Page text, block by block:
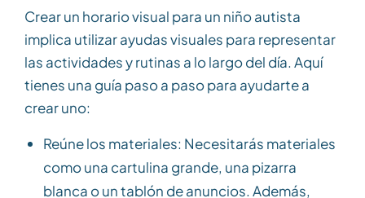
Crear un horario visual para un niño autista
implica utilizar ayudas visuales para representar
las actividades y rutinas a lo largo del día. Aquí
tienes una guía paso a paso para ayudarte a
crear uno:
Reúne los materiales: Necesitarás materiales
como una cartulina grande, una pizarra
blanca o un tablón de anuncios. Además,